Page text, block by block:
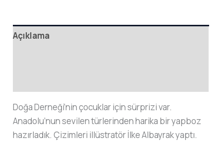
Hayvanları
Tanıyalım
Açıklama
Doğa Derneği’nin çocuklar için sürprizi var.
Anadolu’nun sevilen türlerinden harika bir yapboz
hazırladık. Çizimleri illüstratör İlke Albayrak yaptı.